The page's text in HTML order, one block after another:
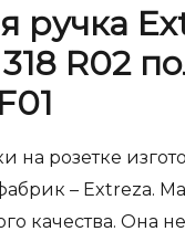
ручка
R02
на розетке
– Extreza.
качества. Она